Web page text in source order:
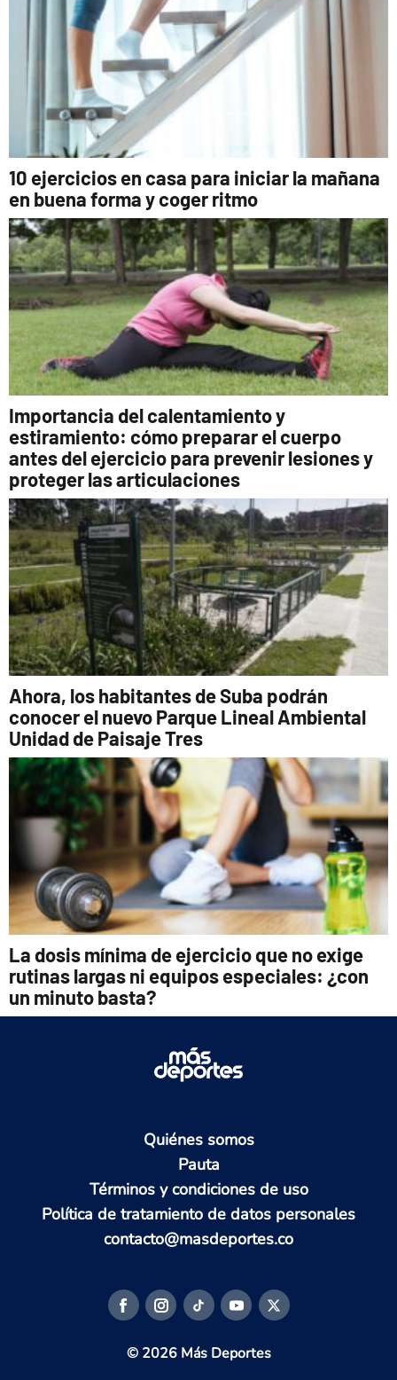
10 ejercicios en casa para iniciar la mañana
en buena forma y coger ritmo
Importancia del calentamiento y
estiramiento: cómo preparar el cuerpo
antes del ejercicio para prevenir lesiones y
proteger las articulaciones
Ahora, los habitantes de Suba podrán
conocer el nuevo Parque Lineal Ambiental
Unidad de Paisaje Tres
La dosis mínima de ejercicio que no exige
rutinas largas ni equipos especiales: ¿con
un minuto basta?
Quiénes somos
Pauta
Términos y condiciones de uso
Política de tratamiento de datos personales
contacto@masdeportes.co
© 2026 Más Deportes